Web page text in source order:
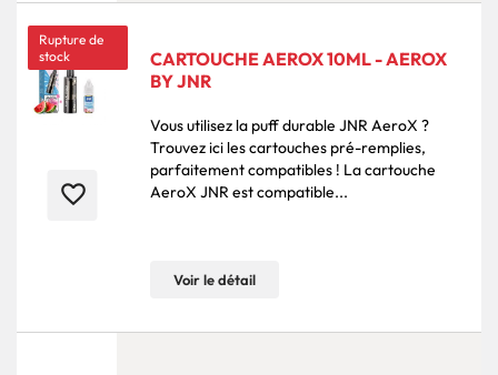
Rupture de
stock
favorite_border
CARTOUCHE AEROX 10ML - AEROX
BY JNR
Vous utilisez la puff durable JNR AeroX ?
Trouvez ici les cartouches pré-remplies,
parfaitement compatibles ! La cartouche
AeroX JNR est compatible...
Voir le détail